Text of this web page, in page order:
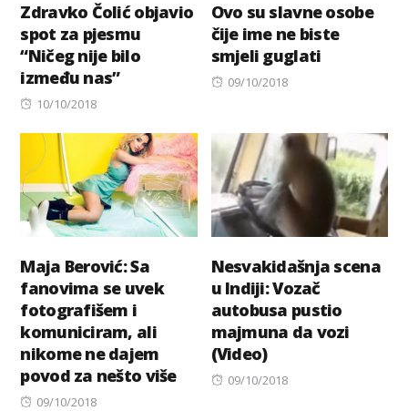
Zdravko Čolić objavio
spot za pjesmu
“Ničeg nije bilo
između nas”
Posted
10/10/2018
Ovo su slavne osobe
čije ime ne biste
smjeli guglati
Posted
09/10/2018
Maja Berović: Sa
fanovima se uvek
fotografišem i
komuniciram, ali
nikome ne dajem
povod za nešto više
Posted
09/10/2018
Nesvakidašnja scena
u Indiji: Vozač
autobusa pustio
majmuna da vozi
(Video)
Posted
09/10/2018